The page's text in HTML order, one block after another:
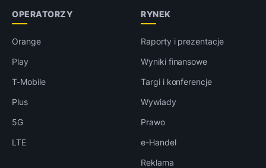
OPERATORZY
Orange
Play
T-Mobile
Plus
5G
LTE
RYNEK
Raporty i prezentacje
Wyniki finansowe
Targi i konferencje
Wywiady
Prawo
e-Handel
Reklama